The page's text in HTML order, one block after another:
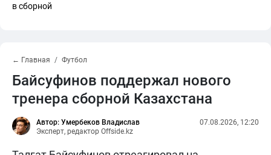
в сборной
← Главная Футбол
Байсуфинов поддержал нового
тренера сборной Казахстана
Автор: Умербеков Владислав
Эксперт, редактор Offside.kz
07.08.2026, 12:20